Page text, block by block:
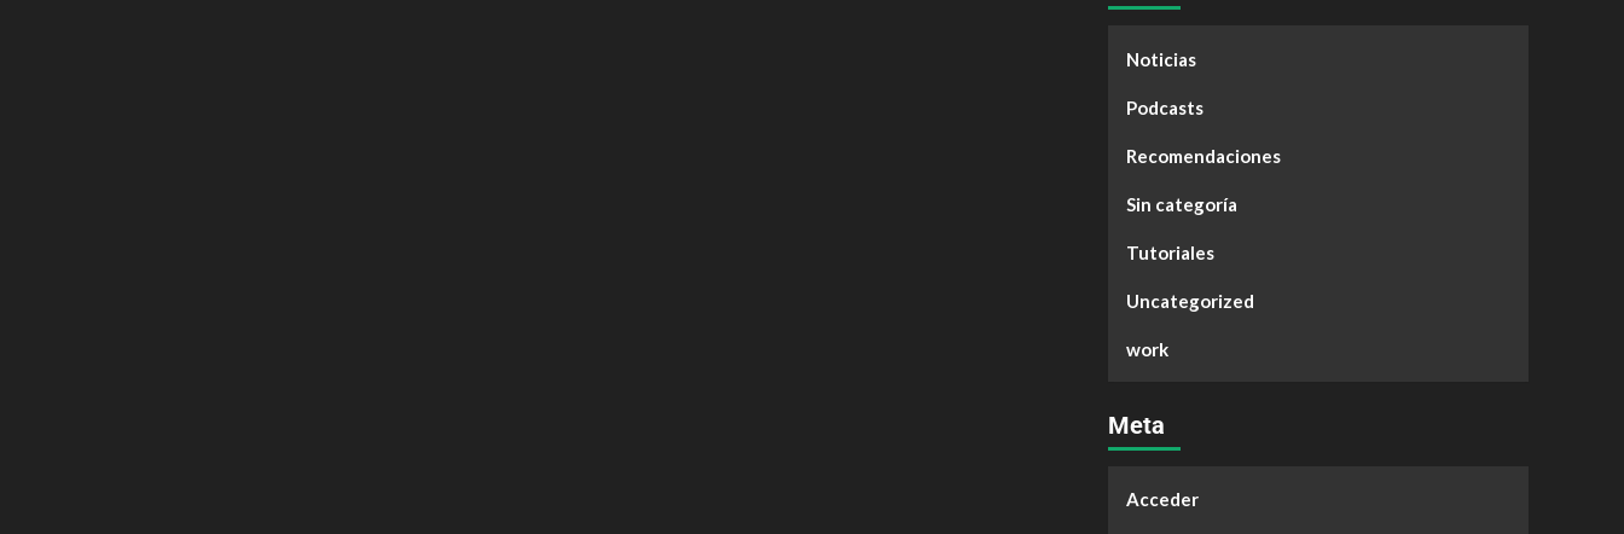
Noticias
Podcasts
Recomendaciones
Sin categoría
Tutoriales
Uncategorized
work
Meta
Acceder